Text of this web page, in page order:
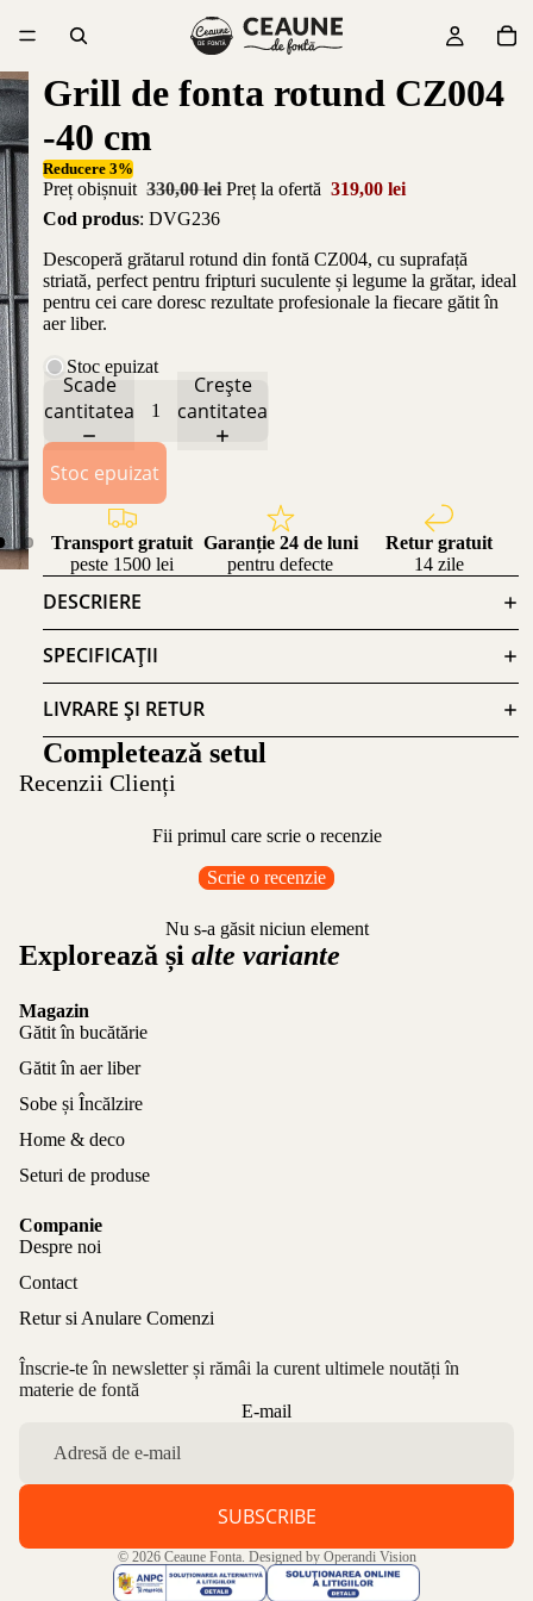
Grill de fonta rotund CZ004
-40 cm
Reducere 3%
Preț obișnuit 330,00 lei Preț la ofertă 319,00 lei
Cod produs: DVG236
Descoperă grătarul rotund din fontă CZ004, cu suprafață
striată, perfect pentru fripturi suculente și legume la grătar, ideal
pentru cei care doresc rezultate profesionale la fiecare gătit în
aer liber.
Stoc epuizat
Scade
cantitatea
Crește
cantitatea
Stoc epuizat
Transport gratuit
peste 1500 lei
Garanție 24 de luni
pentru defecte
Retur gratuit
14 zile
DESCRIERE
SPECIFICAȚII
LIVRARE ȘI RETUR
Completează setul
Recenzii Clienți
Fii primul care scrie o recenzie
Scrie o recenzie
Nu s-a găsit niciun element
Explorează și alte variante
Magazin
Gătit în bucătărie
Gătit în aer liber
Sobe și Încălzire
Home & deco
Seturi de produse
Companie
Despre noi
Contact
Retur si Anulare Comenzi
Înscrie-te în newsletter și rămâi la curent ultimele noutăți în
materie de fontă
E-mail
SUBSCRIBE
© 2026 Ceaune Fonta. Designed by Operandi Vision
Politica de confidențialitate
Aviz legal